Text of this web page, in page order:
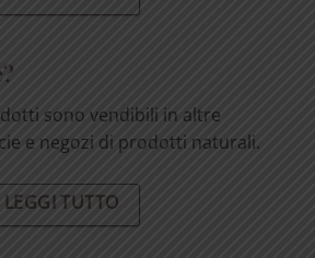
sono vendibili in altre
e negozi di prodotti naturali.
LEGGI TUTTO